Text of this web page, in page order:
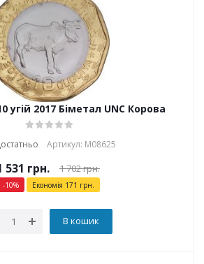
угій 2017 Біметал UNC Корова
Артикул: М08625
531 грн. 1 702грн.
-10% Економія 171 грн.
В кошик